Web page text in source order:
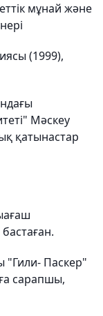
мұнай және
(1999),
Мәскеу
қатынастар
"Гили- Паскер"
сарапшы,